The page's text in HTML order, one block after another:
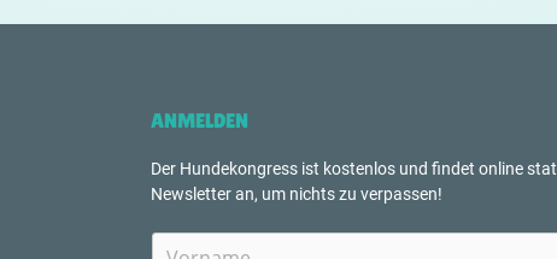
ANMELDEN
Der Hundekongress ist kostenlos und findet online
Newsletter an, um nichts zu verpassen!